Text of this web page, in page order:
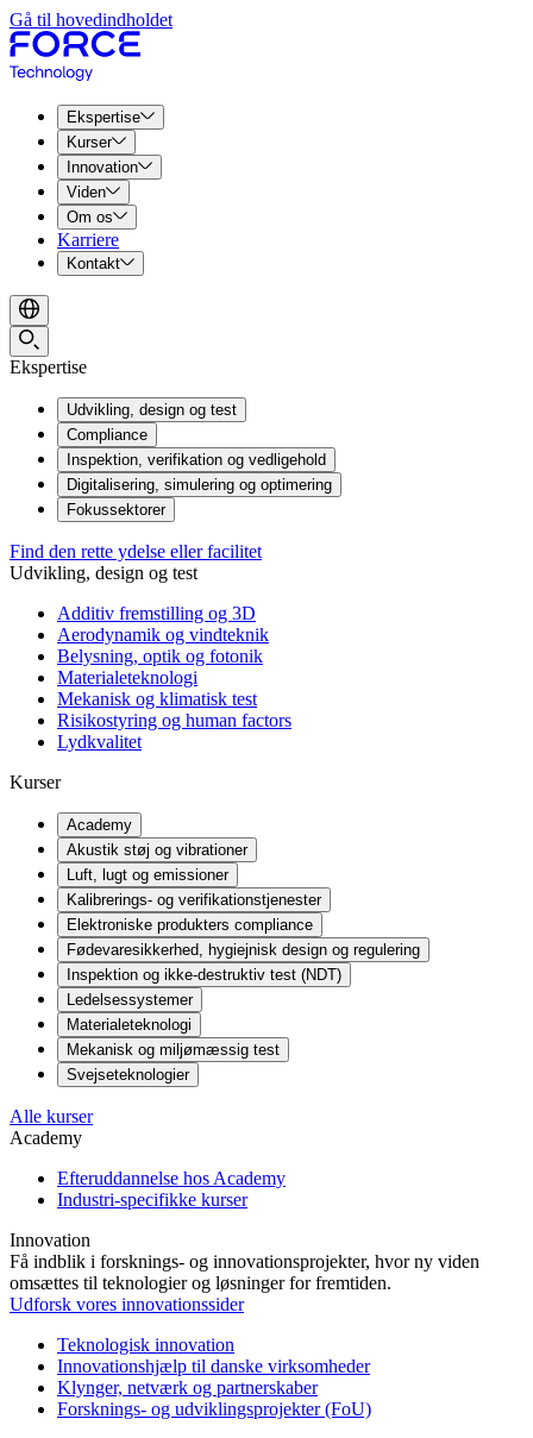
Gå til hovedindholdet
Ekspertise
Kurser
Innovation
Viden
Om os
Karriere
Kontakt
Ekspertise
Udvikling, design og test
Compliance
Inspektion, verifikation og vedligehold
Digitalisering, simulering og optimering
Fokussektorer
Find den rette ydelse eller facilitet
Udvikling, design og test
Additiv fremstilling og 3D
Aerodynamik og vindteknik
Belysning, optik og fotonik
Materialeteknologi
Mekanisk og klimatisk test
Risikostyring og human factors
Lydkvalitet
Kurser
Academy
Akustik støj og vibrationer
Luft, lugt og emissioner
Kalibrerings- og verifikationstjenester
Elektroniske produkters compliance
Fødevaresikkerhed, hygiejnisk design og regulering
Inspektion og ikke-destruktiv test (NDT)
Ledelsessystemer
Materialeteknologi
Mekanisk og miljømæssig test
Svejseteknologier
Alle kurser
Academy
Efteruddannelse hos Academy
Industri-specifikke kurser
Innovation
Få indblik i forsknings- og innovationsprojekter, hvor ny viden
omsættes til teknologier og løsninger for fremtiden.
Udforsk vores innovationssider
Teknologisk innovation
Innovationshjælp til danske virksomheder
Klynger, netværk og partnerskaber
Forsknings- og udviklingsprojekter (FoU)